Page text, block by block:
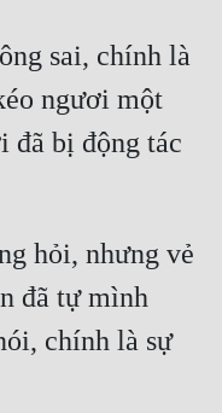
sai, chính là
ngươi một
đã bị động tác
hỏi, nhưng vẻ
đã tự mình
chính là sự